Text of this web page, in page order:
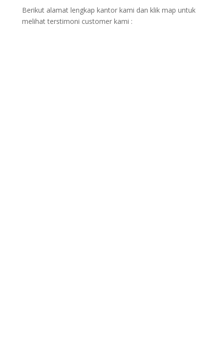
Berikut alamat lengkap kantor kami dan klik map untuk
melihat terstimoni customer kami :